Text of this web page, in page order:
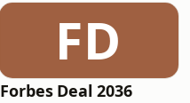
FD
Forbes Deal 2036